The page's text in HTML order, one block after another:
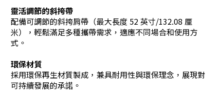
靈活調節的斜挎帶
配備可調節的斜挎肩帶（最大長度 52 英寸/132.08 厘
米），輕鬆滿足多種攜帶需求，適應不同場合和使用方
式。
環保材質
採用環保再生材質製成，兼具耐用性與環保理念，展現對
可持續發展的承諾。